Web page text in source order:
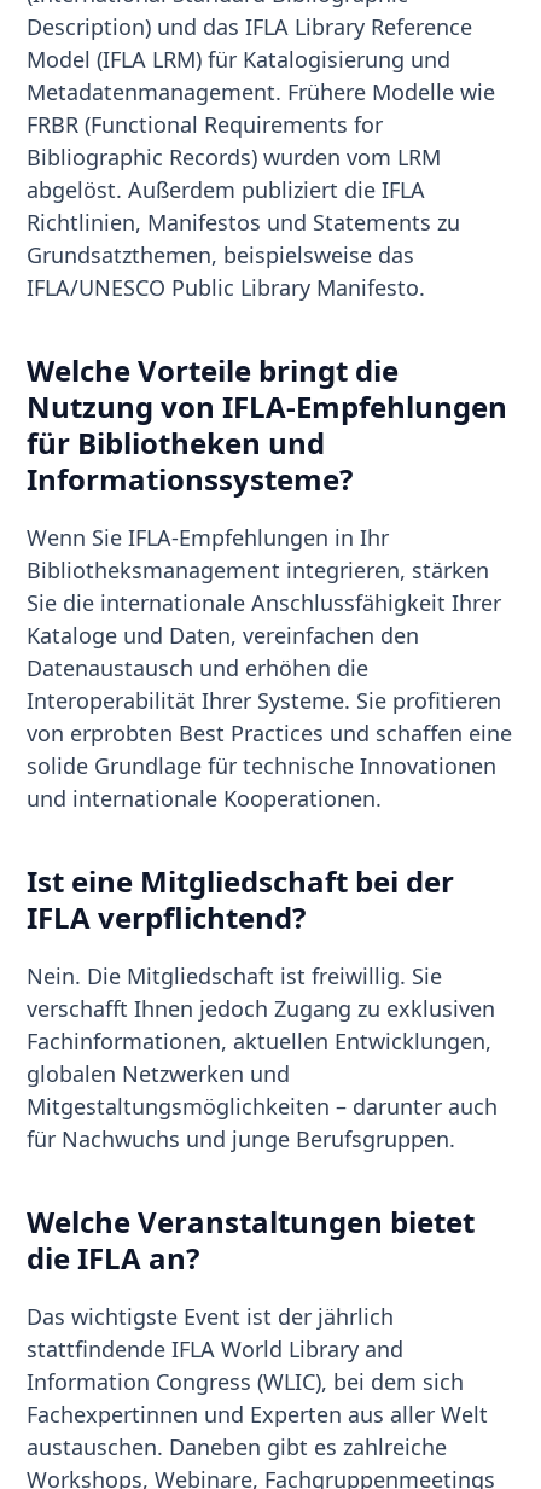
Description) und das IFLA Library Reference
Model (IFLA LRM) für Katalogisierung und
Metadatenmanagement. Frühere Modelle wie
FRBR (Functional Requirements for
Bibliographic Records) wurden vom LRM
abgelöst. Außerdem publiziert die IFLA
Richtlinien, Manifestos und Statements zu
Grundsatzthemen, beispielsweise das
IFLA/UNESCO Public Library Manifesto.
Welche Vorteile bringt die
Nutzung von IFLA-Empfehlungen
für Bibliotheken und
Informationssysteme?
Wenn Sie IFLA-Empfehlungen in Ihr
Bibliotheksmanagement integrieren, stärken
Sie die internationale Anschlussfähigkeit Ihrer
Kataloge und Daten, vereinfachen den
Datenaustausch und erhöhen die
Interoperabilität Ihrer Systeme. Sie profitieren
von erprobten Best Practices und schaffen eine
solide Grundlage für technische Innovationen
und internationale Kooperationen.
Ist eine Mitgliedschaft bei der
IFLA verpflichtend?
Nein. Die Mitgliedschaft ist freiwillig. Sie
verschafft Ihnen jedoch Zugang zu exklusiven
Fachinformationen, aktuellen Entwicklungen,
globalen Netzwerken und
Mitgestaltungsmöglichkeiten – darunter auch
für Nachwuchs und junge Berufsgruppen.
Welche Veranstaltungen bietet
die IFLA an?
Das wichtigste Event ist der jährlich
stattfindende IFLA World Library and
Information Congress (WLIC), bei dem sich
Fachexpertinnen und Experten aus aller Welt
austauschen. Daneben gibt es zahlreiche
Workshops, Webinare, Fachgruppenmeetings